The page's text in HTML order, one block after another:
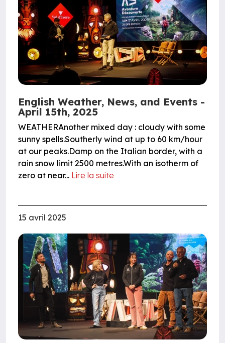
English Weather, News, and Events -
April 15th, 2025
WEATHERAnother mixed day : cloudy with some
sunny spells.Southerly wind at up to 60 km/hour
at our peaks.Damp on the Italian border, with a
rain snow limit 2500 metres.With an isotherm of
zero at near... Lire la suite
15 avril 2025